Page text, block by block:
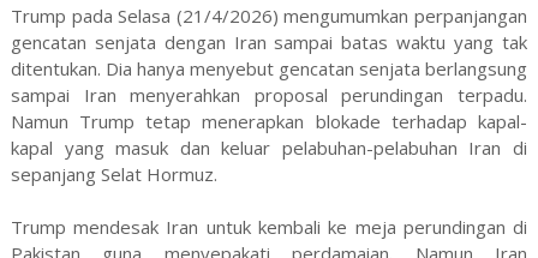
Trump pada Selasa (21/4/2026) mengumumkan perpanjangan
gencatan senjata dengan Iran sampai batas waktu yang tak
ditentukan. Dia hanya menyebut gencatan senjata berlangsung
sampai Iran menyerahkan proposal perundingan terpadu.
Namun Trump tetap menerapkan blokade terhadap kapal-
kapal yang masuk dan keluar pelabuhan-pelabuhan Iran di
sepanjang Selat Hormuz.
Trump mendesak Iran untuk kembali ke meja perundingan di
Pakistan guna menyepakati perdamaian. Namun Iran